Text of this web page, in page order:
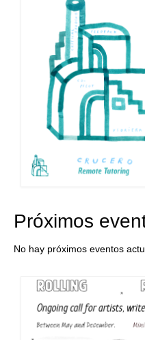
Próximos
No hay próximos eventos